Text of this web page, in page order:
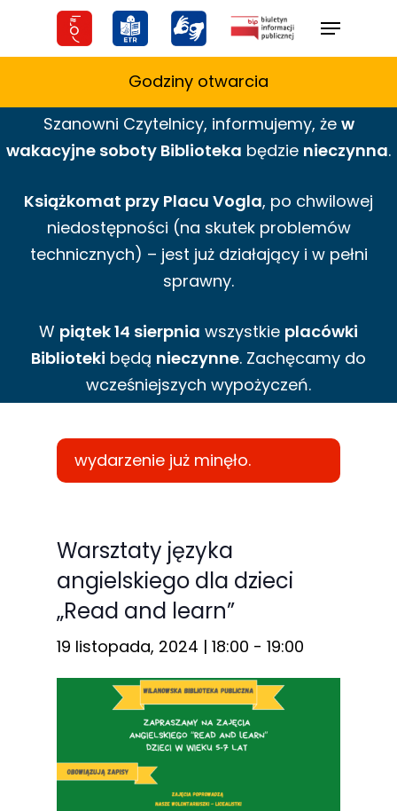
Menu
Godziny otwarcia
Szanowni Czytelnicy, informujemy, że w
wakacyjne soboty Biblioteka będzie nieczynna.
Książkomat przy Placu Vogla, po chwilowej
niedostępności (na skutek problemów
technicznych) – jest już działający i w pełni
sprawny.
W piątek 14 sierpnia wszystkie placówki
Biblioteki będą nieczynne. Zachęcamy do
wcześniejszych wypożyczeń.
wydarzenie już minęło.
Warsztaty języka
angielskiego dla dzieci
„Read and learn”
19 listopada, 2024 | 18:00 - 19:00
Te pliki cookie
nie są
opcjonalne. Są
one potrzebne
funkcjonowania
strony
internetowej.
Statystyka